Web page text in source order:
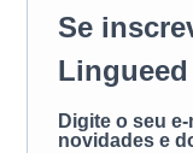
Se
Lingueed
Digite o seu
novidades e